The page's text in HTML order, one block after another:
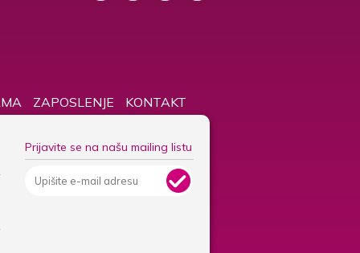
ZAPOSLENJE KONTAKT
Prijavite se na našu mailing listu